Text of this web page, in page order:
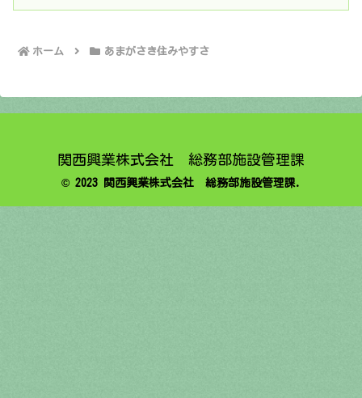
ホーム あまがさき住みやすさ
関西興業株式会社 総務部施設管理課
© 2023 関西興業株式会社 総務部施設管理課.